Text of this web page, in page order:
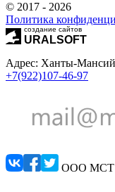
© 2017 - 2026
Политика
создание сайтов
URALSOFT
Адрес: Ханты-
+7(922)107-46-97
ООО МСТ